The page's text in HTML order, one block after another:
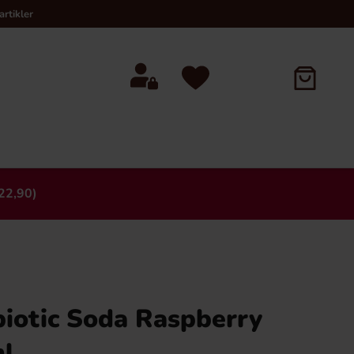
Soda Raspberry